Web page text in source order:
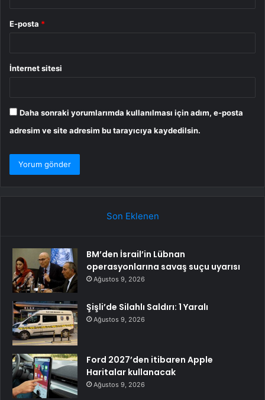
E-posta *
İnternet sitesi
Daha sonraki yorumlarımda kullanılması için adım, e-posta
adresim ve site adresim bu tarayıcıya kaydedilsin.
Son Eklenen
BM’den İsrail’in Lübnan
operasyonlarına savaş suçu uyarısı
Ağustos 9, 2026
Şişli’de Silahlı Saldırı: 1 Yaralı
Ağustos 9, 2026
Ford 2027’den itibaren Apple
Haritalar kullanacak
Ağustos 9, 2026